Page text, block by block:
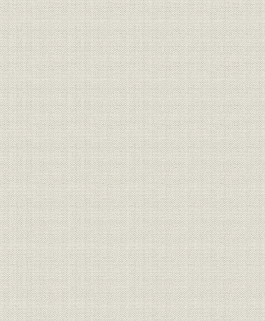
製品
焦土からの出発と高度成長の軌
跡 1946●昭和21年→昭和46年
●1971
昭和21年
(1962年)頃
技術
焦土からの出発と高度成長の軌
跡 1946●昭和21年→昭和46年
●1971
昭和36年
(1971年)